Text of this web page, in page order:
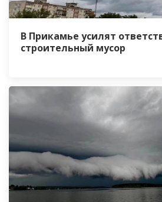
В Прикамье усилят
строительный мусор